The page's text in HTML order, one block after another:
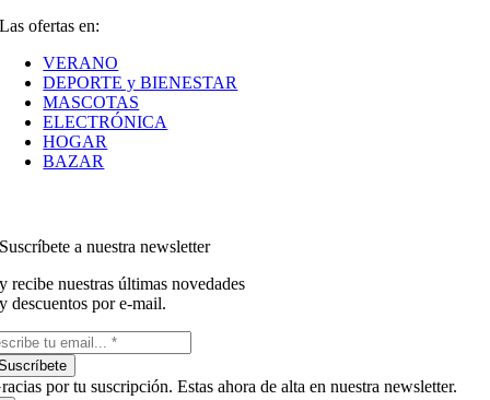
Las ofertas en:
VERANO
DEPORTE y BIENESTAR
MASCOTAS
ELECTRÓNICA
HOGAR
BAZAR
Suscríbete a nuestra newsletter
y recibe nuestras últimas novedades
y descuentos por e-mail.
por tu suscripción. Estas ahora de alta en nuestra newsletter.